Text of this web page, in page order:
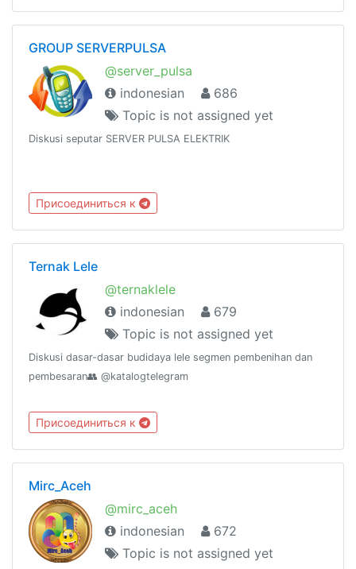
GROUP SERVERPULSA
@server_pulsa
indonesian
686
Topic is not assigned yet
Diskusi seputar SERVER PULSA ELEKTRIK
Присоединиться к
Ternak Lele
@ternaklele
indonesian
679
Topic is not assigned yet
Diskusi dasar-dasar budidaya lele segmen pembenihan dan
pembesaran👥 @katalogtelegram
Присоединиться к
Mirc_Aceh
@mirc_aceh
indonesian
672
Topic is not assigned yet